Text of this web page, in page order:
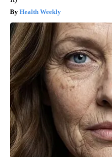
Health Weekly